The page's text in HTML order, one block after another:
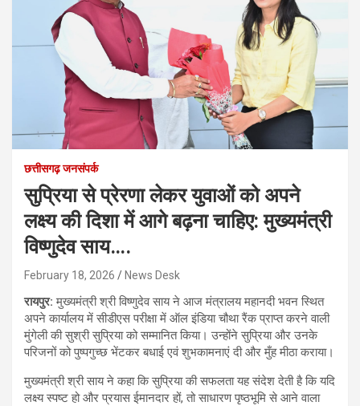
छत्तीसगढ़ जनसंपर्क
सुप्रिया से प्रेरणा लेकर युवाओं को अपने
लक्ष्य की दिशा में आगे बढ़ना चाहिए: मुख्यमंत्री
विष्णुदेव साय….
February 18, 2026 News Desk
रायपुर:मुख्यमंत्री श्री विष्णुदेव साय ने आज मंत्रालय महानदी भवन स्थित
अपने कार्यालय में सीडीएस परीक्षा में ऑल इंडिया चौथा रैंक प्राप्त करने वाली
मुंगेली की सुश्री सुप्रिया को सम्मानित किया। उन्होंने सुप्रिया और उनके
परिजनों को पुष्पगुच्छ भेंटकर बधाई एवं शुभकामनाएं दी और मुँह मीठा कराया।
मुख्यमंत्री श्री साय ने कहा कि सुप्रिया की सफलता यह संदेश देती है कि यदि
लक्ष्य स्पष्ट हो और प्रयास ईमानदार हों, तो साधारण पृष्ठभूमि से आने वाला